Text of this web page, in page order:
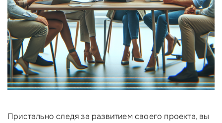
Пристально следя за развитием своего проекта, вы